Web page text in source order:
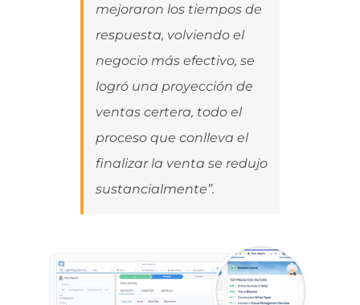
mejoraron los tiempos de
respuesta, volviendo el
negocio más efectivo, se
logró una proyección de
ventas certera, todo el
proceso que conlleva el
finalizar la venta se redujo
sustancialmente”.